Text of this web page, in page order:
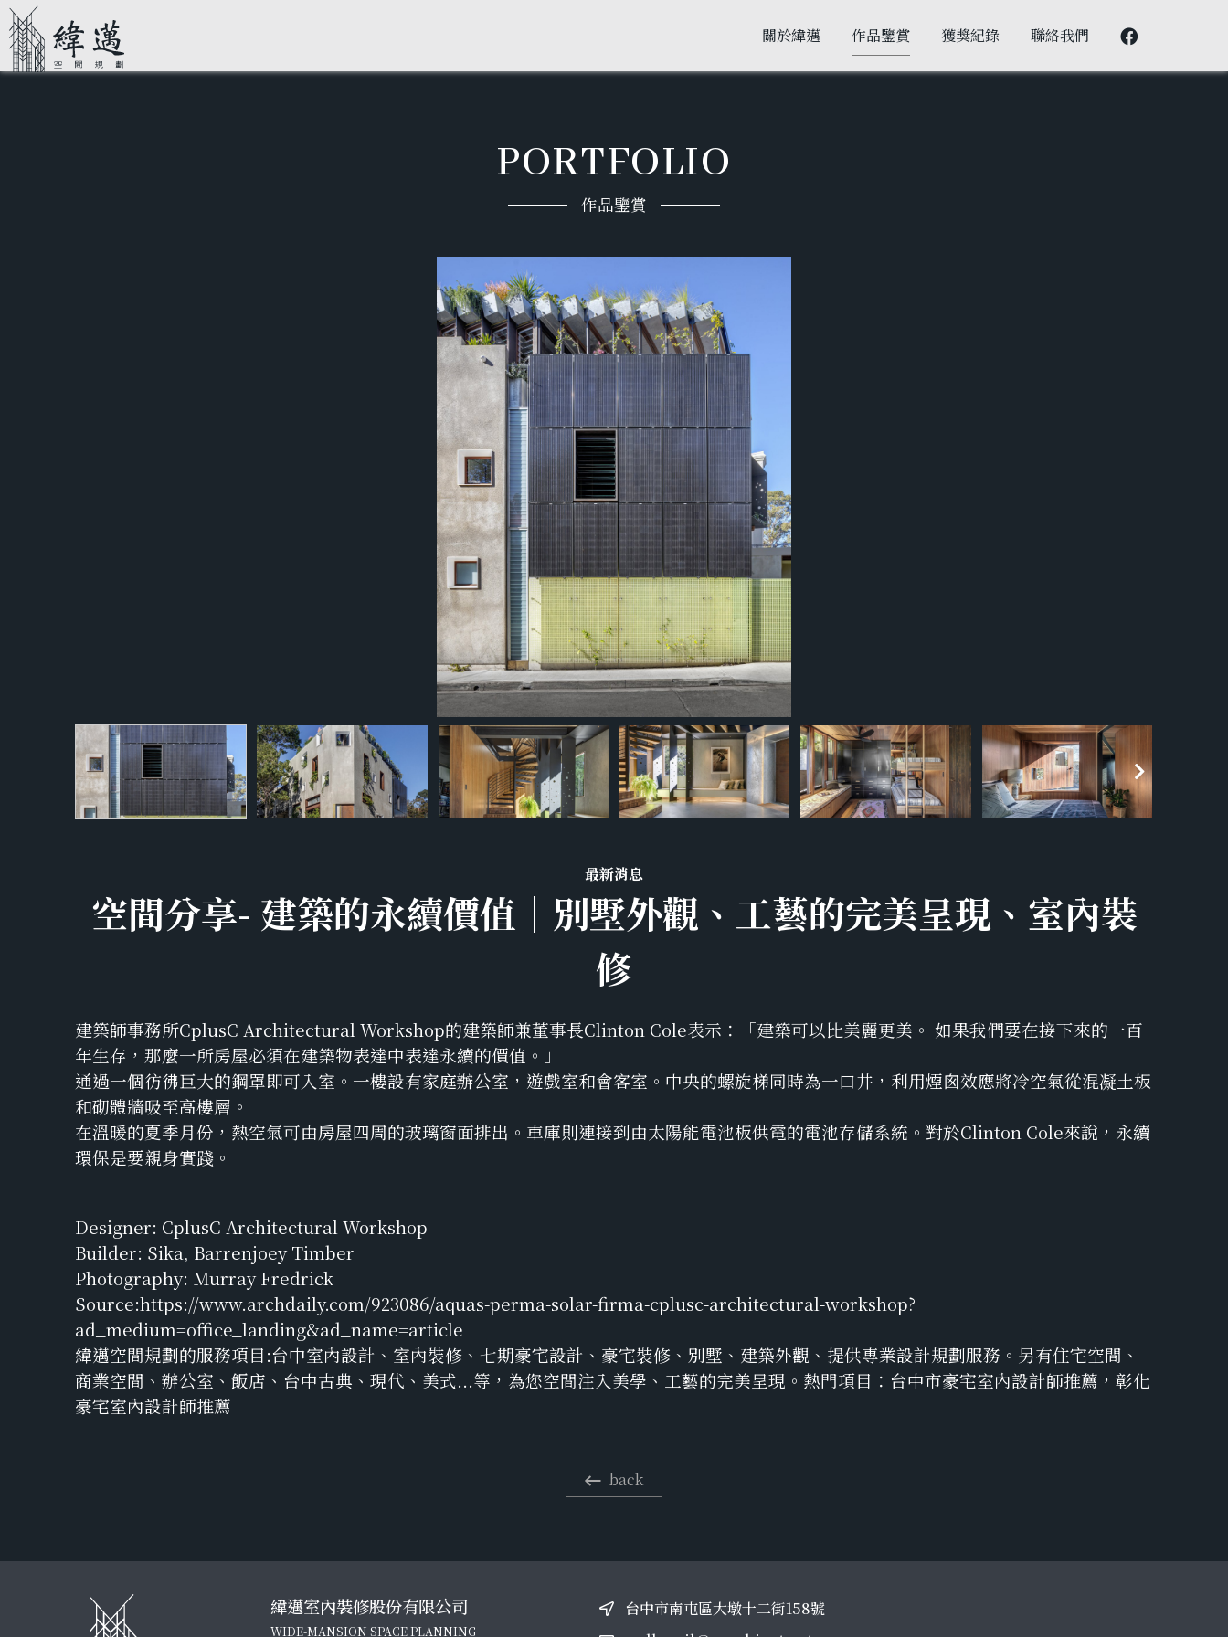
關於緯邁 作品鑒賞 獲獎紀錄 聯絡我們
PORTFOLIO
作品鑒賞
最新消息
空間分享- 建築的永續價值｜別墅外觀、工藝的完美呈現、室內裝
修
建築師事務所CplusC Architectural Workshop的建築師兼董事長Clinton Cole表示：「建築可以比美麗更美。 如果我們要在接下來的一百
年生存，那麼一所房屋必須在建築物表達中表達永續的價值。」
通過一個彷彿巨大的鋼罩即可入室。一樓設有家庭辦公室，遊戲室和會客室。中央的螺旋梯同時為一口井，利用煙囪效應將冷空氣從混凝土板
和砌體牆吸至高樓層。
在溫暖的夏季月份，熱空氣可由房屋四周的玻璃窗面排出。車庫則連接到由太陽能電池板供電的電池存儲系統。對於Clinton Cole來說，永續
環保是要親身實踐。
Designer: CplusC Architectural Workshop
Builder: Sika, Barrenjoey Timber
Photography: Murray Fredrick
Source:https://www.archdaily.com/923086/aquas-perma-solar-firma-cplusc-architectural-workshop?
ad_medium=office_landing&ad_name=article
緯邁空間規劃的服務項目:台中室內設計、室內裝修、七期豪宅設計、豪宅裝修、別墅、建築外觀、提供專業設計規劃服務。另有住宅空間、
商業空間、辦公室、飯店、台中古典、現代、美式...等，為您空間注入美學、工藝的完美呈現。熱門項目：台中市豪宅室內設計師推薦，彰化
豪宅室內設計師推薦
back
緯邁室內裝修股份有限公司
WIDE-MANSION SPACE PLANNING
台中市南屯區大墩十二街158號